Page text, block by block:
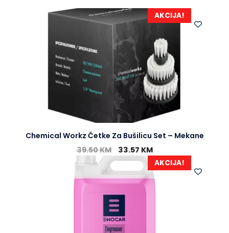
AKCIJA!
Chemical Workz Četke Za Bušilicu Set – Mekane
39.50KM 33.57 KM
AKCIJA!